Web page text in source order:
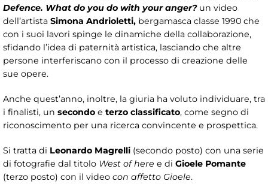
Defence. What do you do with your anger? un video
dell’artista Simona Andrioletti, bergamasca classe 1990 che
con i suoi lavori spinge le dinamiche della collaborazione,
sfidando l’idea di paternità artistica, lasciando che altre
persone interferiscano con il processo di creazione delle
sue opere.
Anche quest’anno, inoltre, la giuria ha voluto individuare, tra
i finalisti, un secondo e terzo classificato, come segno di
riconoscimento per una ricerca convincente e prospettica.
Si tratta di Leonardo Magrelli (secondo posto) con una serie
di fotografie dal titolo West of here e di Gioele Pomante
(terzo posto) con il video con affetto Gioele.